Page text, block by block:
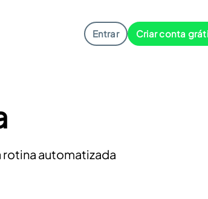
Entrar Criar conta
automatizada